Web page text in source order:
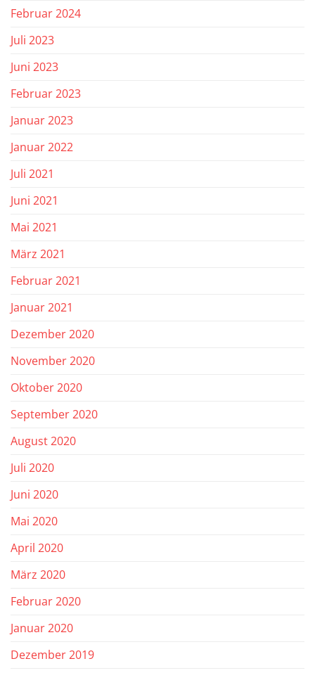
Februar 2024
Juli 2023
Juni 2023
Februar 2023
Januar 2023
Januar 2022
Juli 2021
Juni 2021
Mai 2021
März 2021
Februar 2021
Januar 2021
Dezember 2020
November 2020
Oktober 2020
September 2020
August 2020
Juli 2020
Juni 2020
Mai 2020
April 2020
März 2020
Februar 2020
Januar 2020
Dezember 2019